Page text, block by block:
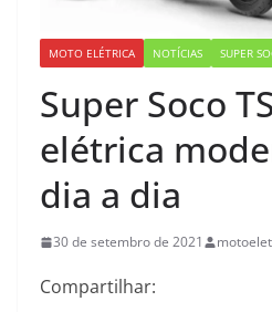
MOTO ELÉTRICA NOTÍCIAS SUPER
Super Soco
elétrica
dia a dia
30 de setembro de 2021
Compartilhar: